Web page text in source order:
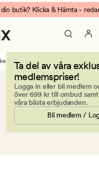
din butik? Klicka & Hämta -
Ta del av våra
medlemspriser!
Logga in eller bli medlem
över 699 kr till ombud
våra bästa erbjudanden.
Bli medlem /
Duntäcken och fjädertäcken